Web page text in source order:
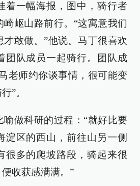
着一幅海报，图中，骑行者
岖山路前行。“这寓意我们
敢做。”他说。马丁很喜欢
团队成员一起骑行。团队成
老师约你谈事情，很可能变
”。
做科研的过程：“就好比要
淀区的西山，前往山另一侧
很多的爬坡路段，骑起来很
收获感满满。”